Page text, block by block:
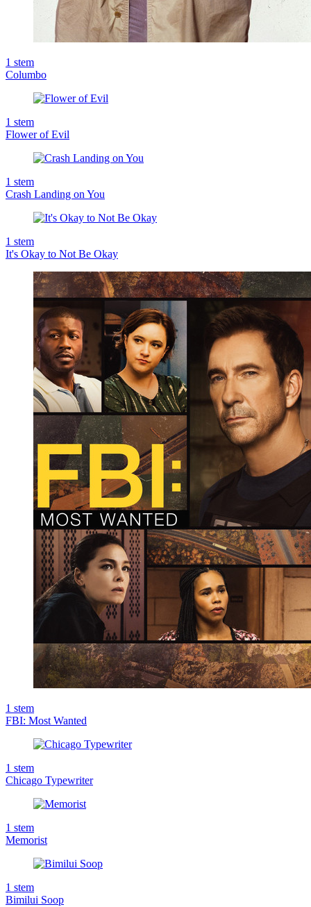
1 stem
Columbo
1 stem
Flower of Evil
1 stem
Crash Landing on You
1 stem
It's Okay to Not Be Okay
1 stem
FBI: Most Wanted
1 stem
Chicago Typewriter
1 stem
Memorist
1 stem
Bimilui Soop